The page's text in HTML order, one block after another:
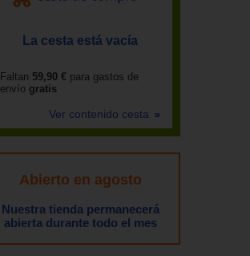
La cesta está vacía
Faltan 59,90 € para gastos de
envío gratis
Ver contenido cesta
Abierto en agosto
Nuestra tienda permanecerá
abierta durante todo el mes